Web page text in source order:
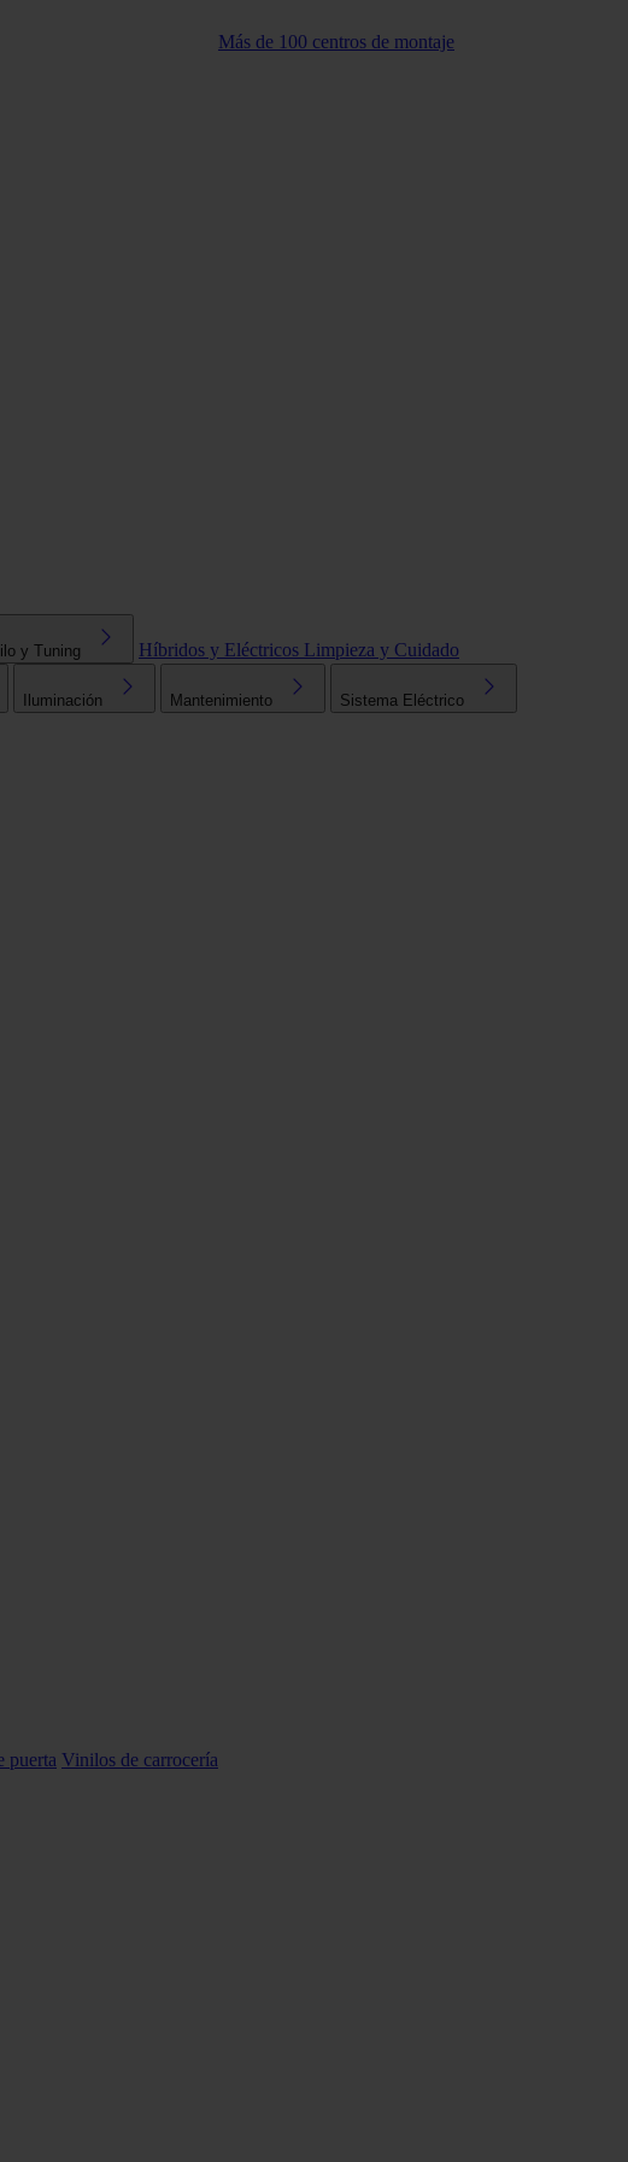
Más de 100 centros de montaje
y Tuning Híbridos y Eléctricos Limpieza y Cuidado
Iluminación Mantenimiento Sistema Eléctrico
puerta Vinilos de carrocería